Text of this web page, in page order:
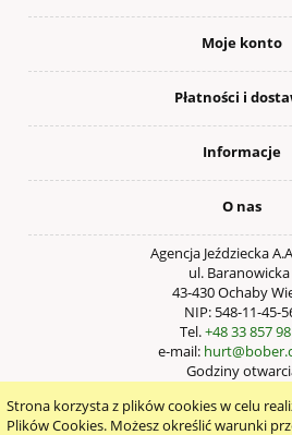
Strona korzysta z plików cookies w celu
Plików Cookies. Możesz określić warunki
Moje konto
Płatności i
Informacje
O nas
Agencja Jeździecka
ul. Baranowicka
43-430 Ochaby
NIP: 548-11-45-
Tel.+48 33 857
e-mail:
Godziny
pokaż pełną